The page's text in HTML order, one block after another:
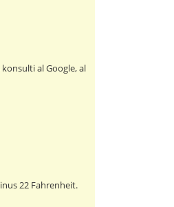
al Google, al
22 Fahrenheit.